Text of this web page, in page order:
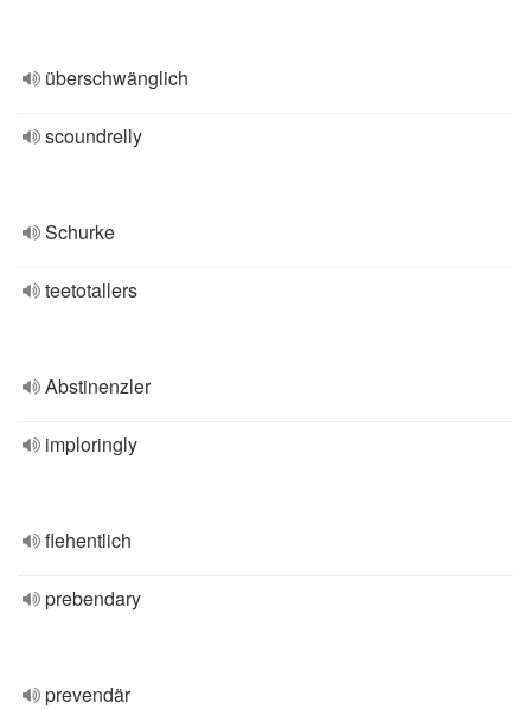
überschwänglich
scoundrelly
Schurke
teetotallers
Abstinenzler
imploringly
flehentlich
prebendary
prevendär